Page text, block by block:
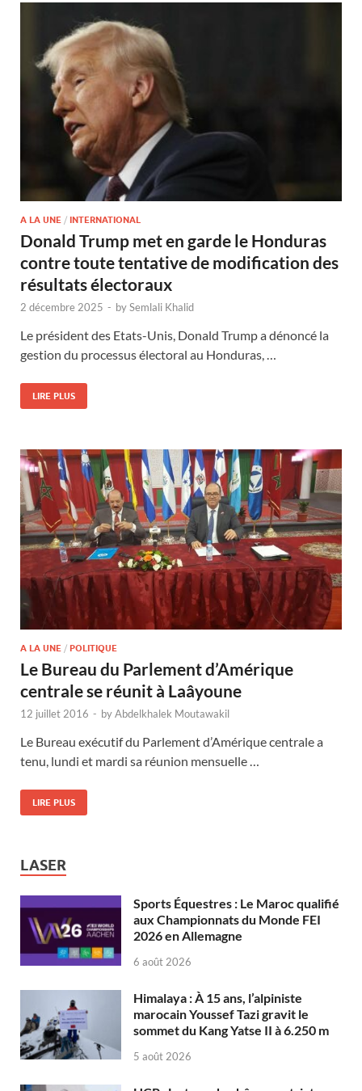
A LA UNE / INTERNATIONAL
Donald Trump met en garde le Honduras
contre toute tentative de modification des
résultats électoraux
2 décembre 2025 - bySemlali Khalid
Le président des Etats-Unis, Donald Trump a dénoncé la
gestion du processus électoral au Honduras, …
LIRE PLUS
A LA UNE / POLITIQUE
Le Bureau du Parlement d’Amérique
centrale se réunit à Laâyoune
12 juillet 2016 - byAbdelkhalek Moutawakil
Le Bureau exécutif du Parlement d’Amérique centrale a
tenu, lundi et mardi sa réunion mensuelle …
LIRE PLUS
LASER
Sports Équestres : Le Maroc qualifié
aux Championnats du Monde FEI
2026 en Allemagne
6 août 2026
Himalaya : À 15 ans, l’alpiniste
marocain Youssef Tazi gravit le
sommet du Kang Yatse II à 6.250 m
5 août 2026